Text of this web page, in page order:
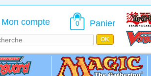
Mon compte 0 Panier